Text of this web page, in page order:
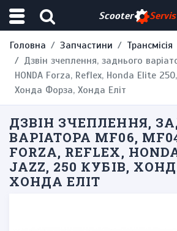
Scooter Servis
Головна Запчастини Трансмісія
Дзвін зчеплення, заднього
HONDA Forza, Reflex, Honda Elite
Хонда Форза, Хонда Еліт
ДЗВІН ЗЧЕПЛЕННЯ,
ВАРІАТОРА MF06,
FORZA, REFLEX,
JAZZ, 250 КУБІВ,
ХОНДА ЕЛІТ